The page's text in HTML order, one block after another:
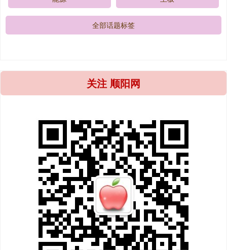
全部话题标签
关注 顺阳网